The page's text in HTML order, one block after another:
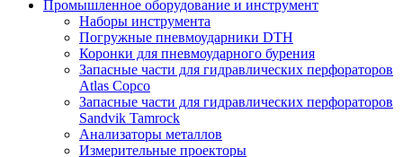
Промышленное оборудование и инструмент
Наборы инструмента
Погружные пневмоударники DTH
Коронки для пневмоударного бурения
Запасные части для гидравлических перфораторов
Atlas Copco
Запасные части для гидравлических перфораторов
Sandvik Tamrock
Анализаторы металлов
Измерительные проекторы